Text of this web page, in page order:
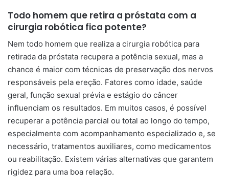
Todo homem que retira a próstata com a
cirurgia robótica fica potente?
Nem todo homem que realiza a cirurgia robótica para
retirada da próstata recupera a potência sexual, mas a
chance é maior com técnicas de preservação dos nervos
responsáveis pela ereção. Fatores como idade, saúde
geral, função sexual prévia e estágio do câncer
influenciam os resultados. Em muitos casos, é possível
recuperar a potência parcial ou total ao longo do tempo,
especialmente com acompanhamento especializado e, se
necessário, tratamentos auxiliares, como medicamentos
ou reabilitação. Existem várias alternativas que garantem
rigidez para uma boa relação.